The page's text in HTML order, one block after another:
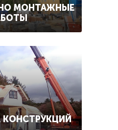
МОНТАЖНЫЕ
КОНСТРУКЦИЙ